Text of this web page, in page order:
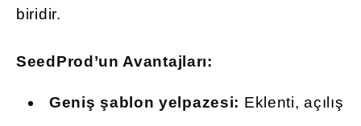
biridir.
SeedProd’un Avantajları:
Geniş şablon yelpazesi: Eklenti, açılış